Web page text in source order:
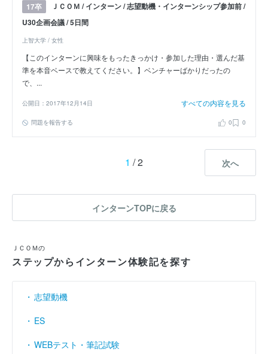
17卒
ＪＣＯＭ / インターン / 志望動機・インターンシップ参加前 /
U30企画会議 / 5日間
上智大学 / 女性
【このインターンに興味をもったきっかけ・参加した理由・選んだ基
準を本音ベースで教えてください。】ベンチャーばかりだったの
で、...
公開日：2017年12月14日 すべての内容を見る
問題を報告する 0 0
1 / 2 次へ
インターンTOPに戻る
ＪＣＯＭの
ステップからインターン体験記を探す
志望動機
ES
WEBテスト・筆記試験